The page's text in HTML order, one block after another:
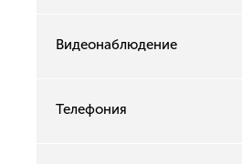
Видеонаблюдение
Телефония